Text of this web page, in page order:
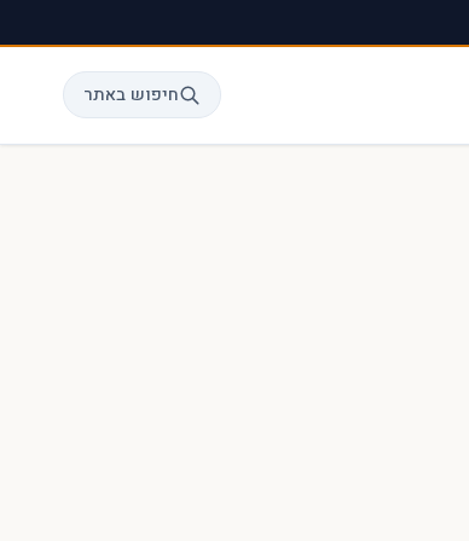
חיפוש באתר